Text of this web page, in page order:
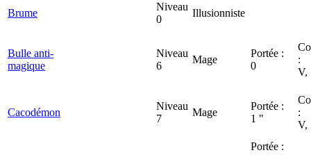
Brume
Niveau
0
Illusionniste
Bulle anti-
magique
Niveau
6
Mage
Portée :
0
:
V,
Cacodémon
Niveau
7
Mage
Portée :
1 "
:
V,
Portée :